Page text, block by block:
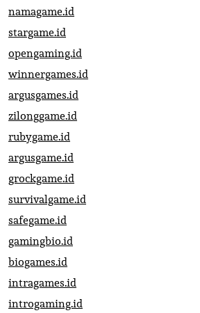
namagame.id
stargame.id
opengaming.id
winnergames.id
argusgames.id
zilonggame.id
rubygame.id
argusgame.id
grockgame.id
survivalgame.id
safegame.id
gamingbio.id
biogames.id
intragames.id
introgaming.id